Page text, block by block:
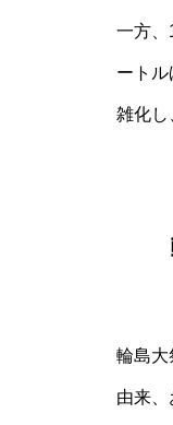
一方、
ート
雑化し
輪島大
由来